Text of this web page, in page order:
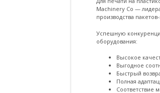
Machinery Co —
производства
Успешную
оборудования:
Высокое
Выгодное
Быстрый
Полная
Соответствие